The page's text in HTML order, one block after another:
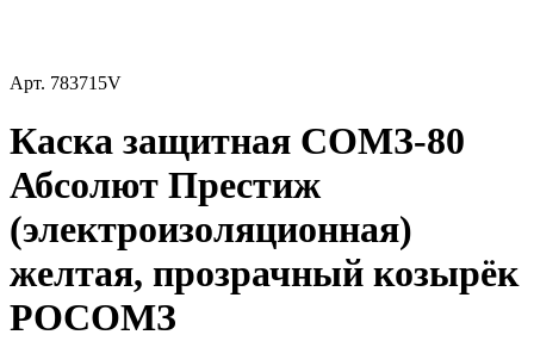
Арт. 783715V
Каска защитная СОМЗ-80
Абсолют Престиж
(электроизоляционная)
желтая, прозрачный козырёк
РОСОМЗ